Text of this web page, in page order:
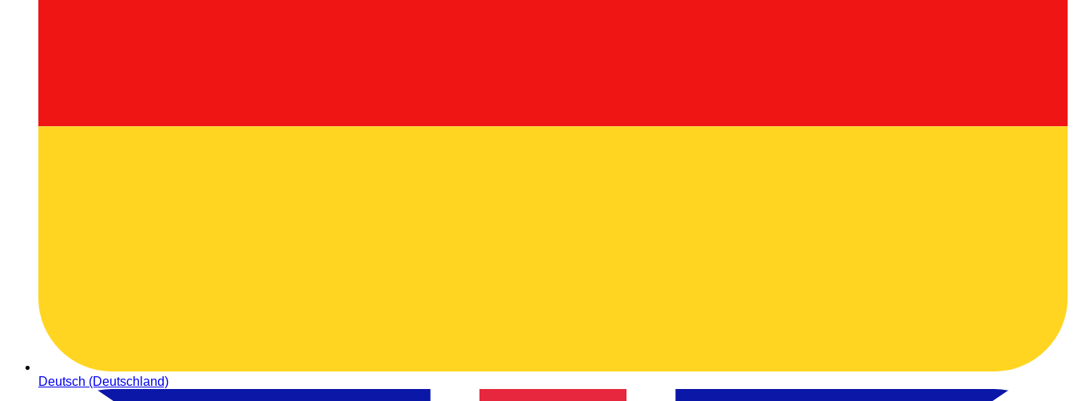
Deutsch (Deutschland)